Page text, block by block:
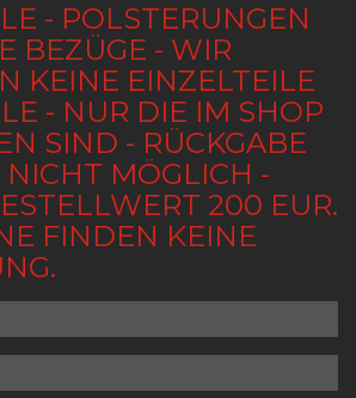
- POLSTERUNGEN
BEZÜGE - WIR
KEINE EINZELTEILE
- NUR DIE IM SHOP
SIND - RÜCKGABE
NICHT MÖGLICH -
200 EUR.
FINDEN KEINE